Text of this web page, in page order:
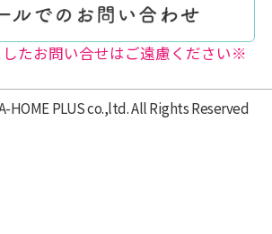
たお問い合せはご遠慮ください※
HOME PLUS co.,ltd. All Rights Reserved